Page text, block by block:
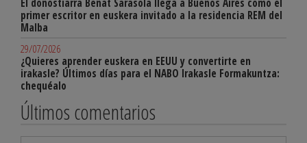
El donostiarra Beñat Sarasola llega a Buenos Aires como el
primer escritor en euskera invitado a la residencia REM del
Malba
29/07/2026
¿Quieres aprender euskera en EEUU y convertirte en
irakasle? Últimos días para el NABO Irakasle Formakuntza:
chequéalo
Últimos comentarios